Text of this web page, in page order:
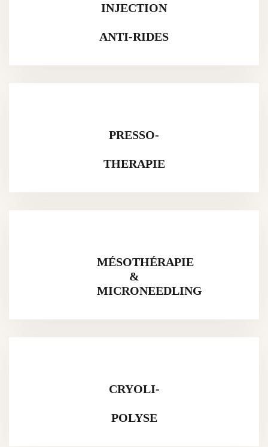
INJECTION
ANTI-RIDES
PRESSO-
THERAPIE
MÉSOTHÉRAPIE
&
MICRONEEDLING
CRYOLI-
POLYSE